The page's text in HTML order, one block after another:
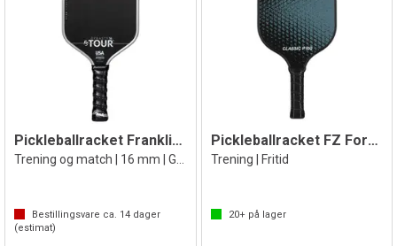
Pickleballracket Franklin Tour Dynasty
Bestillingsvare ca. 14 dager
(estimat)
Pickleballracket FZ Forza Classic P100
Trening | Fritid
20+på lager